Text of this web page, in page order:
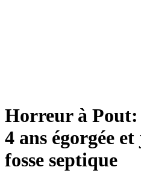
Horreur à
4 ans égorgée
fosse septique